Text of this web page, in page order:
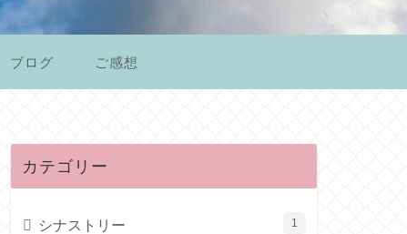
ブログ ご感想
カテゴリー
シナストリー 1